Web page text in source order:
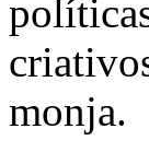
monja.